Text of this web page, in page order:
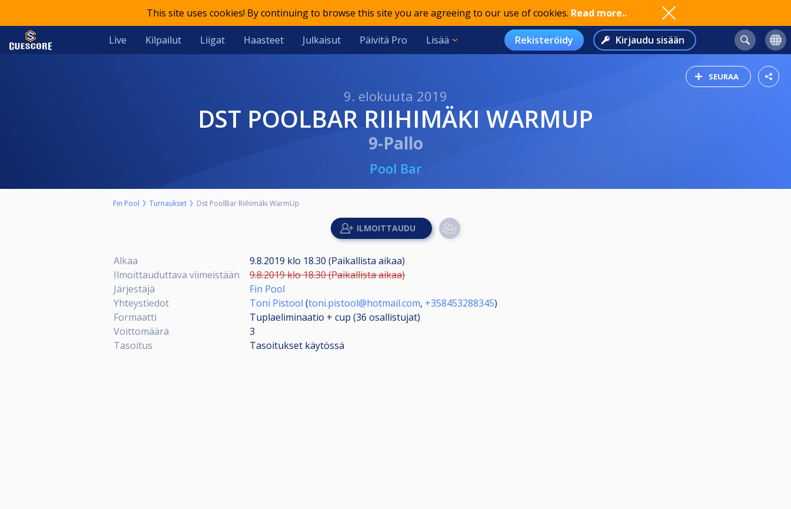
This site uses cookies! By continuing to browse this site you are agreeing to our use of cookies. Read more..
Live Kilpailut Liigat Haasteet Julkaisut Päivitä Pro Lisää Rekisteröidy Kirjaudu sisään
SEURAA
9. elokuuta 2019
DST POOLBAR RIIHIMÄKI WARMUP
9-Pallo
Pool Bar
Fin Pool Turnaukset Dst PoolBar Riihimäki WarmUp
Alkaa
9.8.2019 klo 18.30 (Paikallista aikaa)
Ilmoittauduttava viimeistään
9.8.2019 klo 18.30 (Paikallista aikaa)
Järjestäjä
Fin Pool
Yhteystiedot
Toni Pistool (toni.pistool@hotmail.com, +358453288345)
Formaatti
Tuplaeliminaatio + cup (36 osallistujat)
Voittomäärä
3
Tasoitus
Tasoitukset käytössä